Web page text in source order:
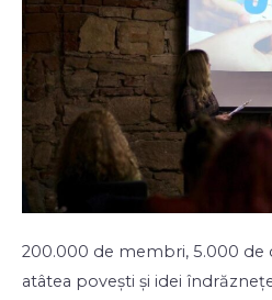
200.000 de membri, 5.000 de
atâtea povești și idei